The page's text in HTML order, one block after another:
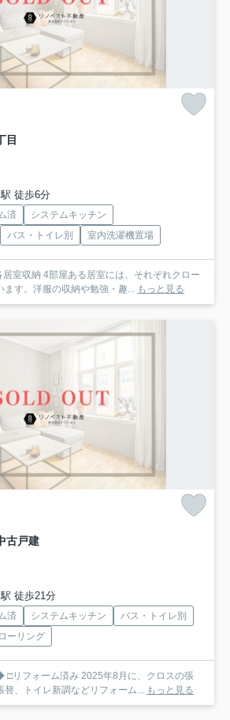
目
徒歩6分
済
システムキッチン
バス・トイレ別 室内洗濯機置場
室収納 4部屋ある居室には、それぞれクロー
ます。洋服の収納や勉強・趣... もっと見る
古戸建
徒歩21分
済 システムキッチン
バス・トイレ別
ーリング
リフォーム済み 2025年8月に、クロスの張
替、トイレ新調などリフォーム... もっと見る